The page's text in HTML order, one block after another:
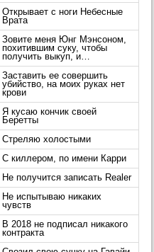
Открывает с ноги Небесные
Врата
Зовите меня Юнг Мэнсоном,
похитившим суку, чтобы
получить выкуп, и…
Заставить ее совершить
убийство, на моих руках нет
крови
Я кусаю кончик своей
Беретты
Стреляю холостыми
С киллером, по имени Карри
Не получится записать Realer
Не испытываю никаких
чувств
В 2018 не подписал никакого
контракта